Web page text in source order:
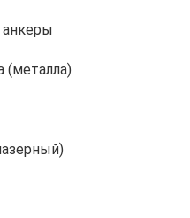
анкеры
(металла)